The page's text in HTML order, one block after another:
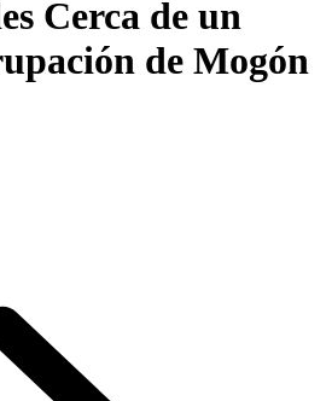
Cerca de un
de Mogón